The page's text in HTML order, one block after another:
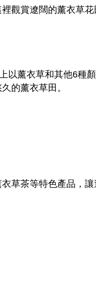
觀賞遼闊的薰衣草
以薰衣草和其他6種
的薰衣草田。
草茶等特色產品，